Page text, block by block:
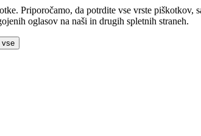
Priporočamo, da potrdite vse vrste
oglasov na naši in drugih spletnih straneh.
vse